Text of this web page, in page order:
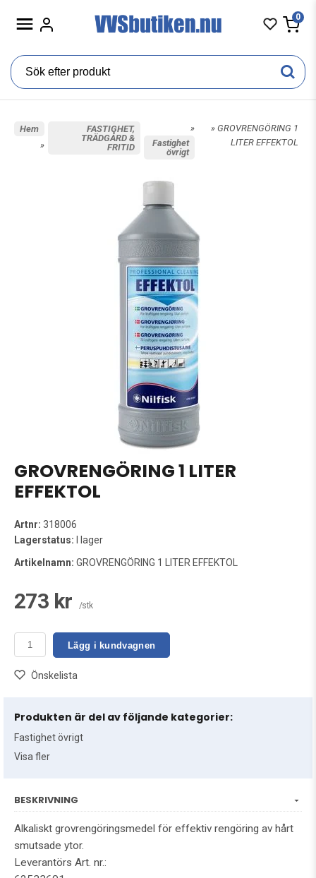
0
Hem
»
FASTIGHET,
TRÄDGÅRD &
FRITID
»
Fastighet
övrigt
» GROVRENGÖRING 1
LITER EFFEKTOL
GROVRENGÖRING 1 LITER
EFFEKTOL
Artnr: 318006
Lagerstatus: I lager
Artikelnamn: GROVRENGÖRING 1 LITER EFFEKTOL
273 kr /stk
Lägg i kundvagnen
Önskelista
Produkten är del av följande kategorier:
Fastighet övrigt
Visa fler
BESKRIVNING
Alkaliskt grovrengöringsmedel för effektiv rengöring av hårt
smutsade ytor.
Leverantörs Art. nr.: